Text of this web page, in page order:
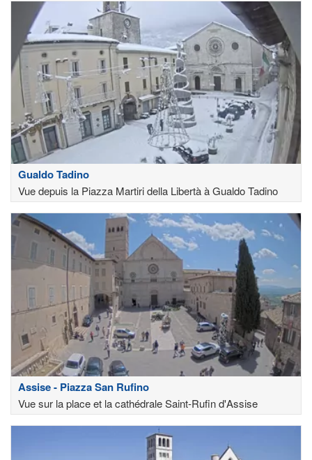
Gualdo Tadino
Vue depuis la Piazza Martiri della Libertà à Gualdo Tadino
Assise - Piazza San Rufino
Vue sur la place et la cathédrale Saint-Rufin d'Assise